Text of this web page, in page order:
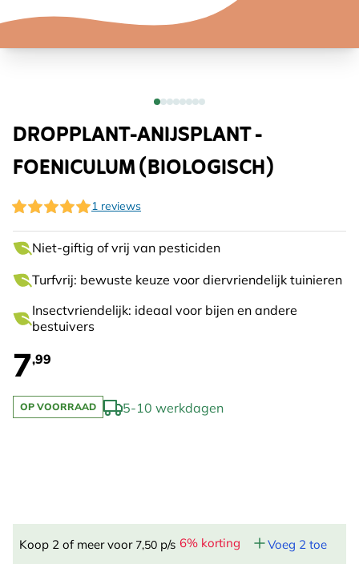
DROPPLANT-ANIJSPLANT -
FOENICULUM (BIOLOGISCH)
1 reviews
Niet-giftig of vrij van pesticiden
Turfvrij: bewuste keuze voor diervriendelijk tuinieren
Insectvriendelijk: ideaal voor bijen en andere
bestuivers
7,99
OP VOORRAAD 5-10 werkdagen
Koop 2 of meer voor 7,50 p/s 6% korting Voeg 2 toe